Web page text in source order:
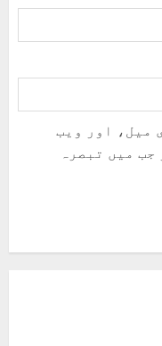
میل، اور ویب
میں تبصرہ